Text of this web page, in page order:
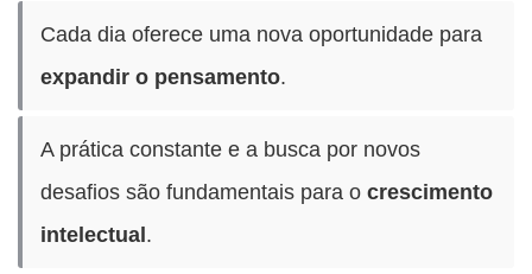
Cada dia oferece uma nova oportunidade para
expandir o pensamento.
A prática constante e a busca por novos
desafios são fundamentais para o crescimento
intelectual.